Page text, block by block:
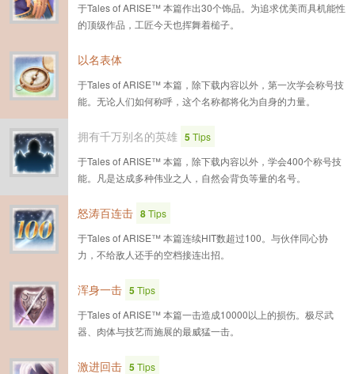
于Tales of ARISE™ 本篇作出30个饰品。为追求优美而具机能性
的顶级作品，工匠今天也挥舞着槌子。
以名表体
于Tales of ARISE™ 本篇，除下载内容以外，第一次学会称号技
能。无论人们如何称呼，这个名称都将化为自身的力量。
拥有千万别名的英雄 5Tips
于Tales of ARISE™ 本篇，除下载内容以外，学会400个称号技
能。凡是达成多种伟业之人，自然会背负等量的名号。
怒涛百连击 8Tips
于Tales of ARISE™ 本篇连续HIT数超过100。与伙伴同心协
力，不给敌人还手的空档接连出招。
浑身一击 5Tips
于Tales of ARISE™ 本篇一击造成10000以上的损伤。极尽武
器、肉体与技艺而施展的最威猛一击。
激进回击 5Tips